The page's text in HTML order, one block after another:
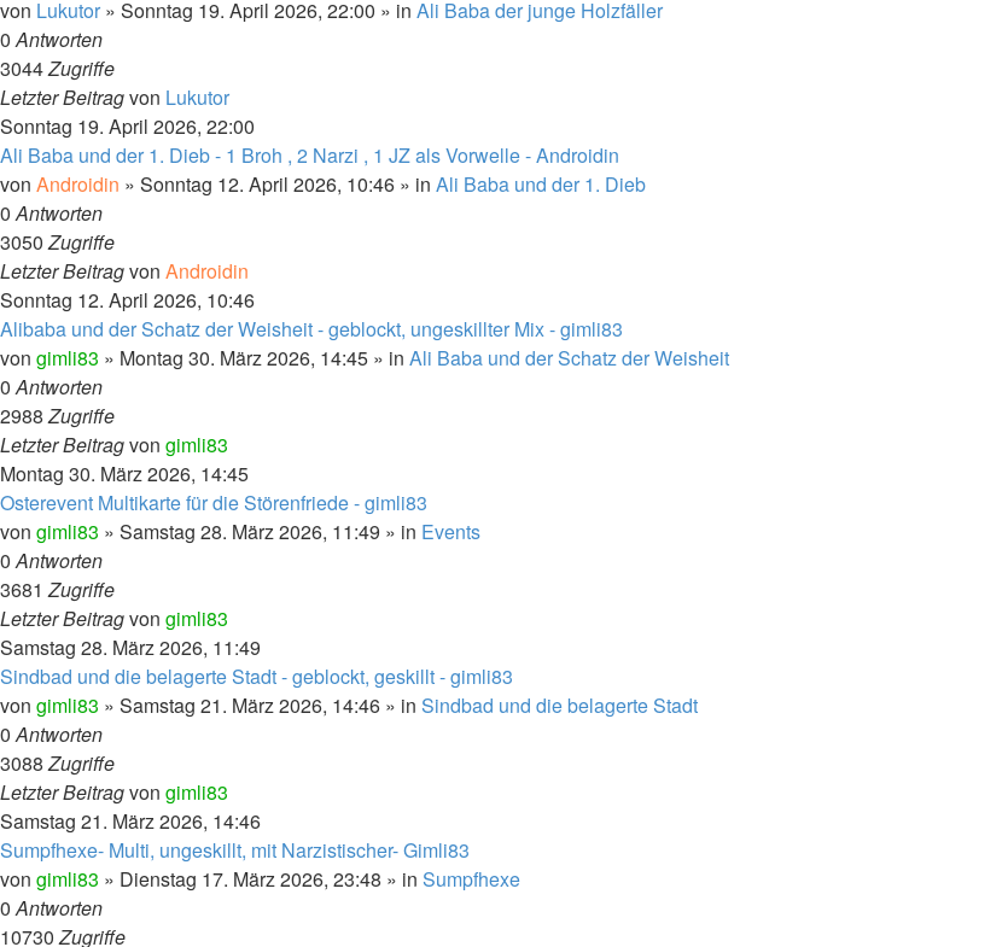
von Lukutor » Sonntag 19. April 2026, 22:00 » in Ali Baba der junge Holzfäller
0Antworten
3044Zugriffe
Letzter Beitragvon Lukutor
Sonntag 19. April 2026, 22:00
Ali Baba und der 1. Dieb - 1 Broh , 2 Narzi , 1 JZ als Vorwelle - Androidin
von Androidin » Sonntag 12. April 2026, 10:46 » in Ali Baba und der 1. Dieb
0Antworten
3050Zugriffe
Letzter Beitragvon Androidin
Sonntag 12. April 2026, 10:46
Alibaba und der Schatz der Weisheit - geblockt, ungeskillter Mix - gimli83
von gimli83 » Montag 30. März 2026, 14:45 » in Ali Baba und der Schatz der Weisheit
0Antworten
2988Zugriffe
Letzter Beitragvon gimli83
Montag 30. März 2026, 14:45
Osterevent Multikarte für die Störenfriede - gimli83
von gimli83 » Samstag 28. März 2026, 11:49 » in Events
0Antworten
3681Zugriffe
Letzter Beitragvon gimli83
Samstag 28. März 2026, 11:49
Sindbad und die belagerte Stadt - geblockt, geskillt - gimli83
von gimli83 » Samstag 21. März 2026, 14:46 » in Sindbad und die belagerte Stadt
0Antworten
3088Zugriffe
Letzter Beitragvon gimli83
Samstag 21. März 2026, 14:46
Sumpfhexe- Multi, ungeskillt, mit Narzistischer- Gimli83
von gimli83 » Dienstag 17. März 2026, 23:48 » in Sumpfhexe
0Antworten
10730Zugriffe